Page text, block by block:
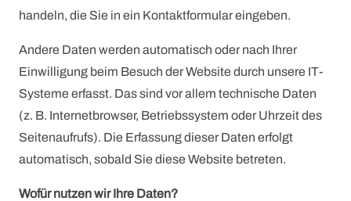
handeln, die Sie in ein Kontaktformular eingeben.
Andere Daten werden automatisch oder nach Ihrer
Einwilligung beim Besuch der Website durch unsere IT-
Systeme erfasst. Das sind vor allem technische Daten
(z. B. Internetbrowser, Betriebssystem oder Uhrzeit des
Seitenaufrufs). Die Erfassung dieser Daten erfolgt
automatisch, sobald Sie diese Website betreten.
Wofür nutzen wir Ihre Daten?